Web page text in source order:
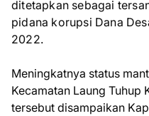
ditetapkan sebagai
pidana korupsi Dana
2022.
Meningkatnya status
Kecamatan Laung Tuhup
tersebut disampaikan